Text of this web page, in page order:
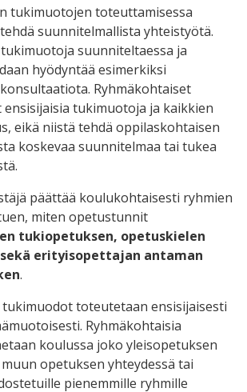
tukimuotojen toteuttamisessa
suunnitelmallista yhteistyötä.
suunniteltaessa ja
hyödyntää esimerkiksi
Ryhmäkohtaiset
tukimuotoja ja kaikkien
eikä niistä tehdä oppilaskohtaisen
koskevaa suunnitelmaa tai tukea
päättää koulukohtaisesti ryhmien
miten opetustunnit
tukiopetuksen, opetuskielen
erityisopettajan antaman
.
toteutetaan ensisijaisesti
Ryhmäkohtaisia
koulussa joko yleisopetuksen
opetuksen yhteydessä tai
pienemmille ryhmille